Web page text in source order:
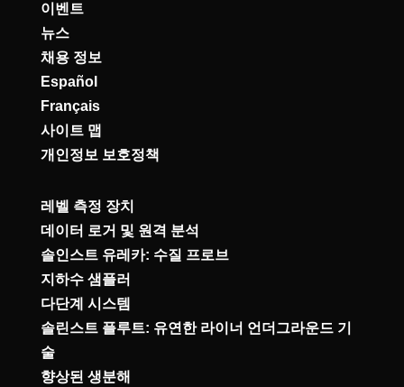
이벤트
뉴스
채용 정보
Español
Français
사이트 맵
개인정보 보호정책
레벨 측정 장치
데이터 로거 및 원격 분석
솔인스트 유레카: 수질 프로브
지하수 샘플러
다단계 시스템
솔린스트 플루트: 유연한 라이너 언더그라운드 기
술
향상된 생분해